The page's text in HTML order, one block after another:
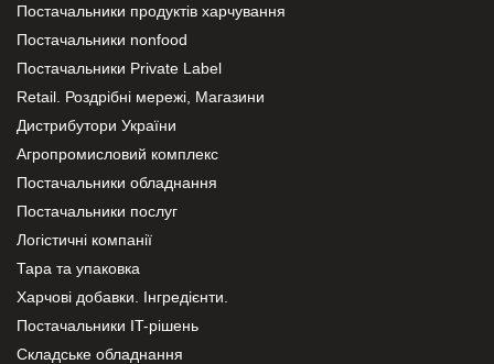
Постачальники продуктів харчування
Постачальники nonfood
Постачальники Private Label
Retail. Роздрібні мережі, Магазини
Дистрибутори України
Агропромисловий комплекс
Постачальники обладнання
Постачальники послуг
Логістичні компанії
Тара та упаковка
Харчові добавки. Інгредієнти.
Постачальники IT-рішень
Складське обладнання